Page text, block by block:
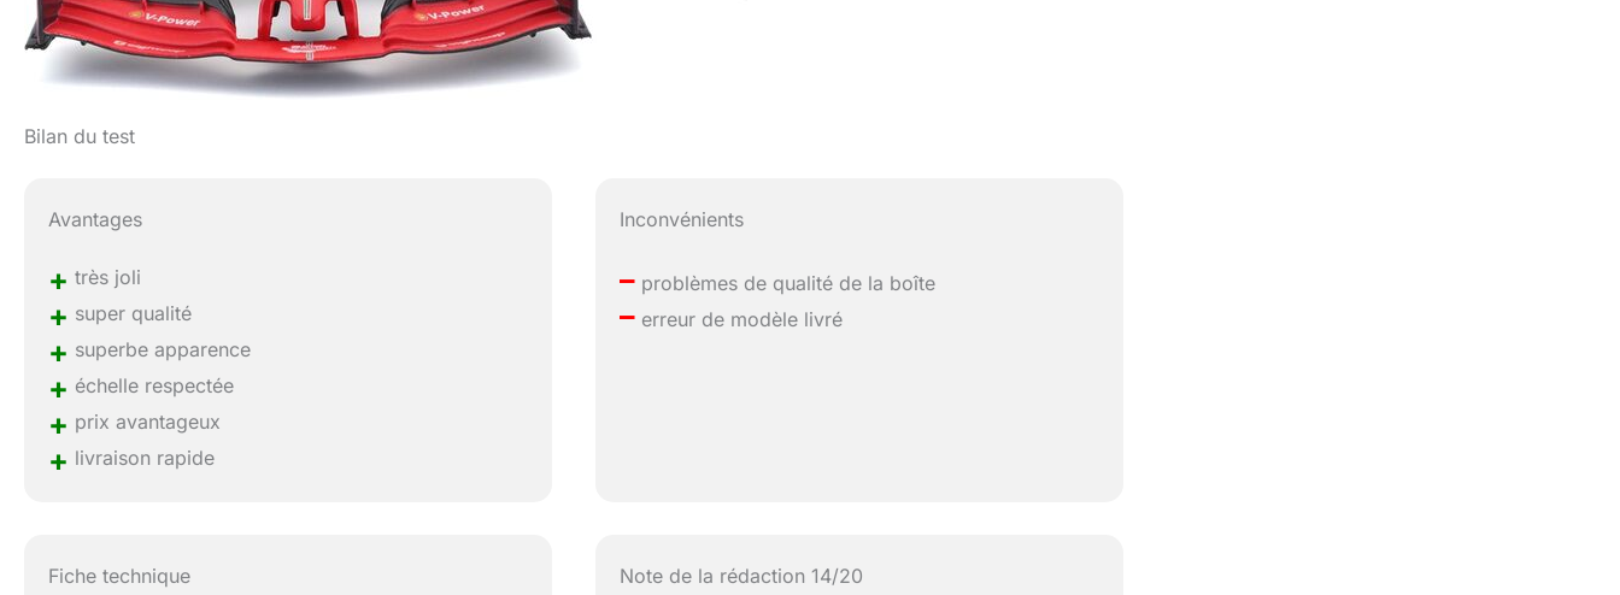
Bilan du test
Avantages
+ très joli
+ super qualité
+ superbe apparence
+ échelle respectée
+ prix avantageux
+ livraison rapide
Inconvénients
– problèmes de qualité de la boîte
– erreur de modèle livré
Fiche technique Note de la rédaction 14/20